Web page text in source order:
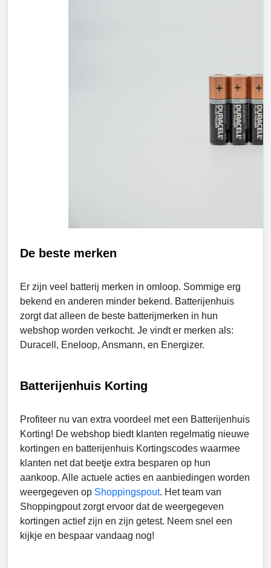
De beste merken
Er zijn veel batterij merken in omloop. Sommige erg
bekend en anderen minder bekend. Batterijenhuis
zorgt dat alleen de beste batterijmerken in hun
webshop worden verkocht. Je vindt er merken als:
Duracell, Eneloop, Ansmann, en Energizer.
Batterijenhuis Korting
Profiteer nu van extra voordeel met een Batterijenhuis
Korting! De webshop biedt klanten regelmatig nieuwe
kortingen en batterijenhuis Kortingscodes waarmee
klanten net dat beetje extra besparen op hun
aankoop. Alle actuele acties en aanbiedingen worden
weergegeven op Shoppingspout. Het team van
Shoppingpout zorgt ervoor dat de weergegeven
kortingen actief zijn en zijn getest. Neem snel een
kijkje en bespaar vandaag nog!